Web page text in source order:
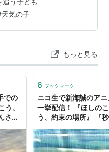
ほしのこえ」(2002年、
ミカコと、地球に残る
超えて想いは伝わるか」
天気の子
もっと見る
での
う、
さん
6 ブックマーク
ニコ生で新海誠のア
一挙配信！ 『ほしの
う、約束の場所』 『